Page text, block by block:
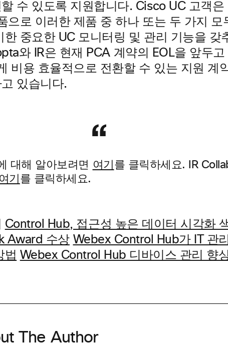
수 있도록 지원합니다. Cisco UC 고객은
으로 이러한 제품 중 하나 또는 두 가지 모
한 중요한 UC 모니터링 및 관리 기능을 갖
와 IR은 현재 PCA 계약의 EOL을 앞두고
비용 효율적으로 전환할 수 있는 지원 계
있습니다.
대해 알아보려면 여기 를 클릭하세요. IR
여기 를 클릭하세요.
Control Hub, 접근성 높은 데이터 시각화
Award 수상 Webex Control Hub가 IT 관
법 Webex Control Hub 디바이스 관리 향
The Author